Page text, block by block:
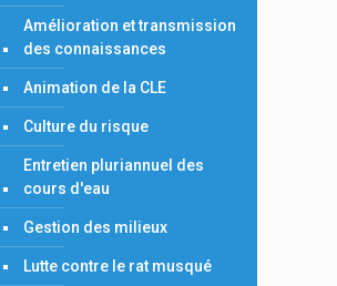
Amélioration et transmission
des connaissances
Animation de la CLE
Culture du risque
Entretien pluriannuel des
cours d'eau
Gestion des milieux
Lutte contre le rat musqué